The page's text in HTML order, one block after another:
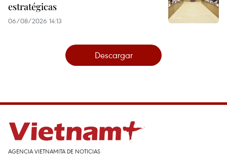
estratégicas
06/08/2026 14:13
Descargar
AGENCIA VIETNAMITA DE NOTICIAS